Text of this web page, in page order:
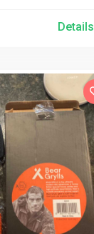
Details